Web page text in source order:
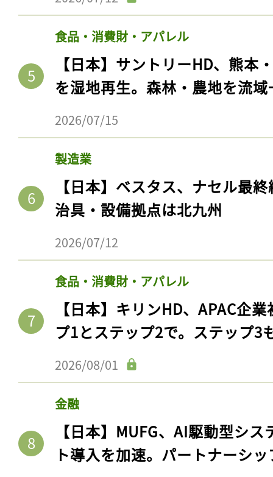
食品・消費財・アパレル
【日本】サントリーHD、熊本
を湿地再生。森林・農地を流
2026/07/15
製造業
【日本】ベスタス、ナセル最
治具・設備拠点は北九州
2026/07/12
食品・消費財・アパレル
【日本】キリンHD、APAC企
プ1とステップ2で。ステップ3
2026/08/01
金融
【日本】MUFG、AI駆動型シ
ト導入を加速。パートナーシ